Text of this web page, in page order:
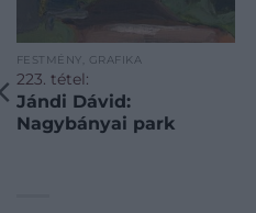
FESTMÉNY, GRAFIKA
223. tétel:
Jándi Dávid:
Nagybányai park